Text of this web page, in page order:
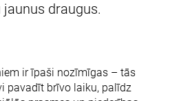
draugus.
ir īpaši nozīmīgas – tās
pavadīt brīvo laiku, palīdz